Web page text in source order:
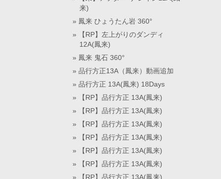
来)
鳳来 ひょうたん岩 360°
【RP】左上がりのダンディ
12A(鳳来)
鳳来 鬼石 360°
品行方正13A（鳳来）動画追加
品行方正 13A(鳳来) 18Days
【RP】品行方正 13A(鳳来)
【RP】品行方正 13A(鳳来)
【RP】品行方正 13A(鳳来)
【RP】品行方正 13A(鳳来)
【RP】品行方正 13A(鳳来)
【RP】品行方正 13A(鳳来)
【RP】品行方正 13A(鳳来)